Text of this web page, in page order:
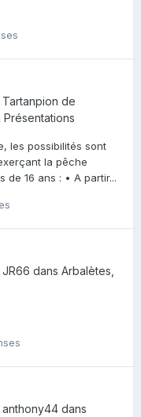
Tartanpion de
les possibilités sont
la pêche
de 16 ans : • A partir...
JR66 dans Arbalètes,
anthony44 dans